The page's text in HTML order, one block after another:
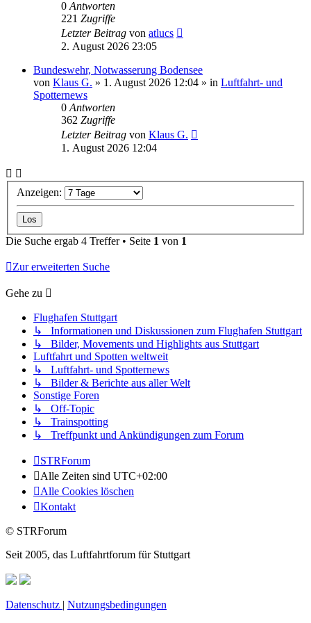
0 Antworten
221 Zugriffe
Letzter Beitrag von atlucs
2. August 2026 23:05
Bundeswehr, Notwasserung Bodensee
von Klaus G. » 1. August 2026 12:04 » in Luftfahrt- und
Spotternews
0 Antworten
362 Zugriffe
Letzter Beitrag von Klaus G.
1. August 2026 12:04
Anzeigen:
Die Suche ergab 4 Treffer • Seite 1 von 1
Zur erweiterten Suche
Gehe zu
Flughafen Stuttgart
↳ Informationen und Diskussionen zum Flughafen Stuttgart
↳ Bilder, Movements und Highlights aus Stuttgart
Luftfahrt und Spotten weltweit
↳ Luftfahrt- und Spotternews
↳ Bilder & Berichte aus aller Welt
Sonstige Foren
↳ Off-Topic
↳ Trainspotting
↳ Treffpunkt und Ankündigungen zum Forum
STRForum
Alle Zeiten sind UTC+02:00
Alle Cookies löschen
Kontakt
© STRForum
Seit 2005, das Luftfahrtforum für Stuttgart
Datenschutz | Nutzungsbedingungen